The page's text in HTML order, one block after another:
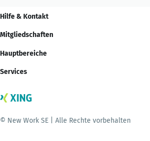
Hilfe & Kontakt
Mitgliedschaften
Hauptbereiche
Services
© New Work SE | Alle Rechte vorbehalten